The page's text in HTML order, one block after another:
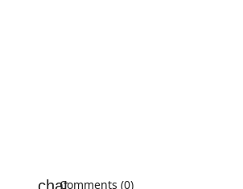
Comments (0)